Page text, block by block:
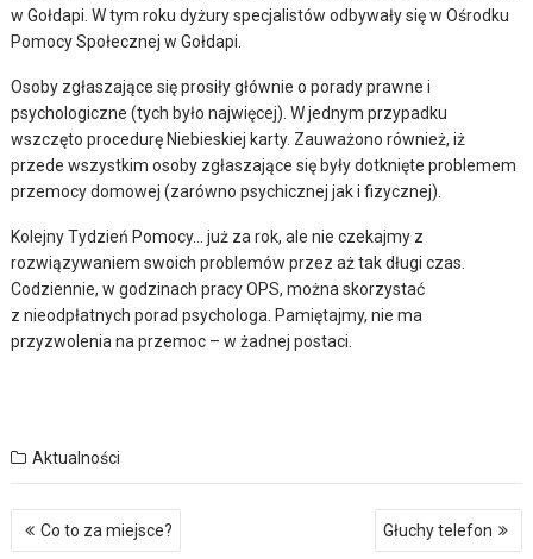
w Gołdapi. W tym roku dyżury specjalistów odbywały się w Ośrodku
Pomocy Społecznej w Gołdapi.
Osoby zgłaszające się prosiły głównie o porady prawne i
psychologiczne (tych było najwięcej). W jednym przypadku
wszczęto procedurę Niebieskiej karty. Zauważono również, iż
przede wszystkim osoby zgłaszające się były dotknięte problemem
przemocy domowej (zarówno psychicznej jak i fizycznej).
Kolejny Tydzień Pomocy… już za rok, ale nie czekajmy z
rozwiązywaniem swoich problemów przez aż tak długi czas.
Codziennie, w godzinach pracy OPS, można skorzystać
z nieodpłatnych porad psychologa. Pamiętajmy, nie ma
przyzwolenia na przemoc – w żadnej postaci.
Aktualności
Nawigacja
wpisu
Co to za miejsce? Głuchy telefon